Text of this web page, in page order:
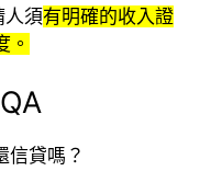
人須有明確的收入證
。
信貸嗎？